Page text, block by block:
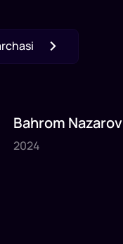
2024
4
Bahrom Nazarov
Asalarim
2024